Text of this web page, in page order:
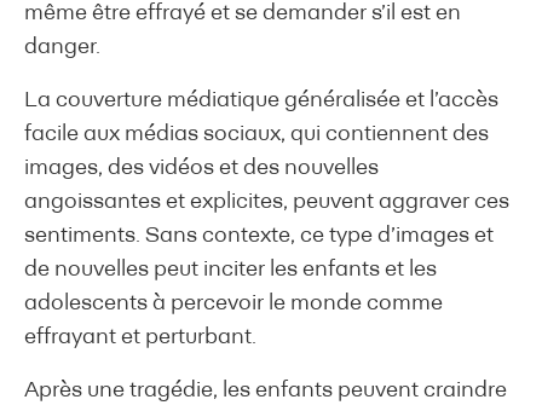
même être effrayé et se demander s’il est en
danger.
La couverture médiatique généralisée et l’accès
facile aux médias sociaux, qui contiennent des
images, des vidéos et des nouvelles
angoissantes et explicites, peuvent aggraver ces
sentiments. Sans contexte, ce type d’images et
de nouvelles peut inciter les enfants et les
adolescents à percevoir le monde comme
effrayant et perturbant.
Après une tragédie, les enfants peuvent craindre